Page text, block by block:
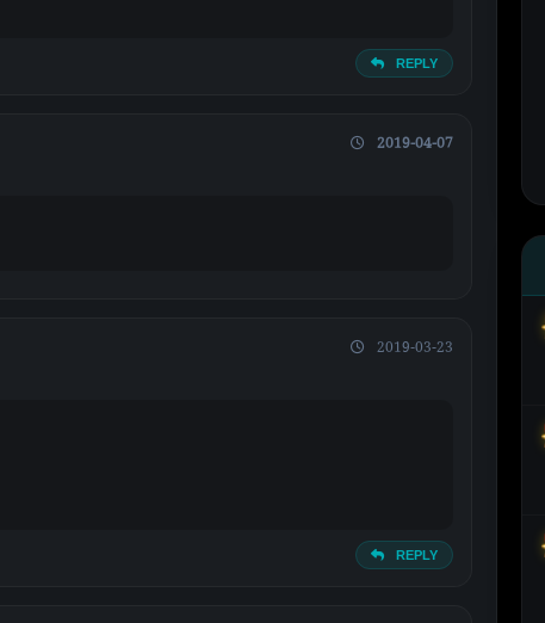
REPLY
2019-04-07
2019-03-23
REPLY